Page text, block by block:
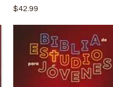
Precio
$42.99